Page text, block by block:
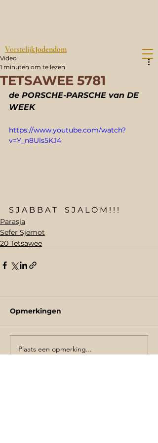
VorstelijkJodendom
TETSAWEE 5781
Video
1 minuten om te lezen
de PORSCHE-PARSCHE van DE
WEEK
https://www.youtube.com/watch?
v=Y_n8Uls5KJ4
S J A B B A T    S J A L O M ! ! !
Parasja
Sefer Sjemot
20 Tetsawee
Opmerkingen
Plaats een opmerking...